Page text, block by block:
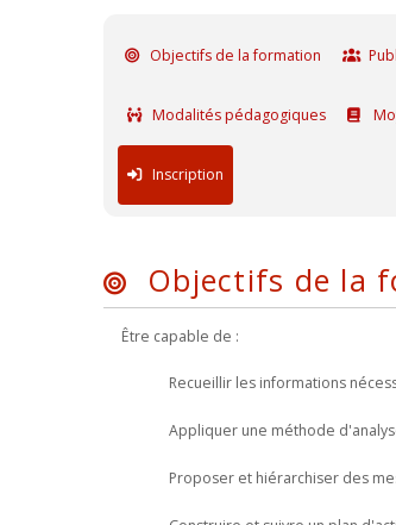
Objectifs de la formation
Modalités pédagogiques
Inscription
Objectifs de la
Être capable de :
Recueillir les informations
Appliquer une méthode
Proposer et hiérarchiser des